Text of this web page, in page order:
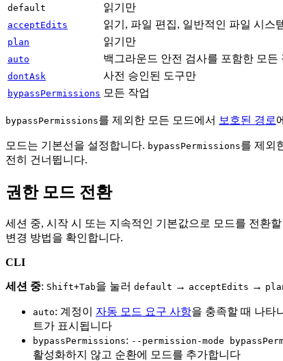
default 읽기만
acceptEdits 읽기, 파일 편집, 일반적인 파일 시스
plan 읽기만
auto 백그라운드 안전 검사를 포함한 모든
dontAsk 사전 승인된 도구만
bypassPermissions 모든 작업
bypassPermissions를 제외한 모든 모드에서 보호된 경로
모드는 기본선을 설정합니다. bypassPermissions를 제외
전히 건너뜁니다.
권한 모드 전환
세션 중, 시작 시 또는 지속적인 기본값으로 모드를 전환
변경 방법을 확인합니다.
CLI
세션 중: Shift+Tab을 눌러 default → acceptEdits →
auto: 계정이 자동 모드 요구 사항을 충족할 때 나타
트가 표시됩니다
bypassPermissions: --permission-mode
활성화하지 않고 순환에 모드를 추가합니다